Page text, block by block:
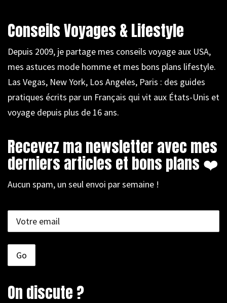
Conseils Voyages & Lifestyle
Depuis 2009, je partage mes conseils voyage aux USA,
mes astuces mode homme et mes bons plans lifestyle.
Las Vegas, New York, Los Angeles, Paris : des guides
pratiques écrits par un Français qui vit aux États-Unis et
voyage depuis plus de 16 ans.
Recevez ma newsletter avec mes
derniers articles et bons plans ❤️
Aucun spam, un seul envoi par semaine !
On discute ?